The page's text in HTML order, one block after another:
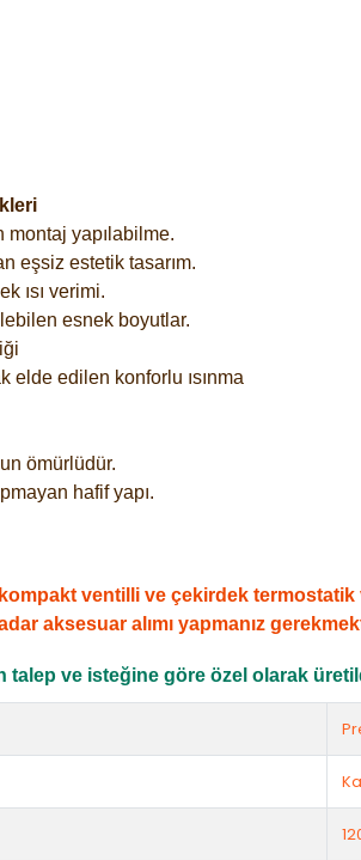
yapılabilme.
eşsiz estetik tasarım.
ısı verimi.
esnek boyutlar.
elde edilen konforlu ısınma
ömürlüdür.
hafif yapı.
ventilli ve çekirdek termostatik
aksesuar alımı yapmanız
ve isteğine göre özel olarak